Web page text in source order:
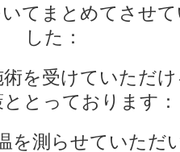
てまとめてさせ
した：
を受けていただ
とっております：
を測らせていただ